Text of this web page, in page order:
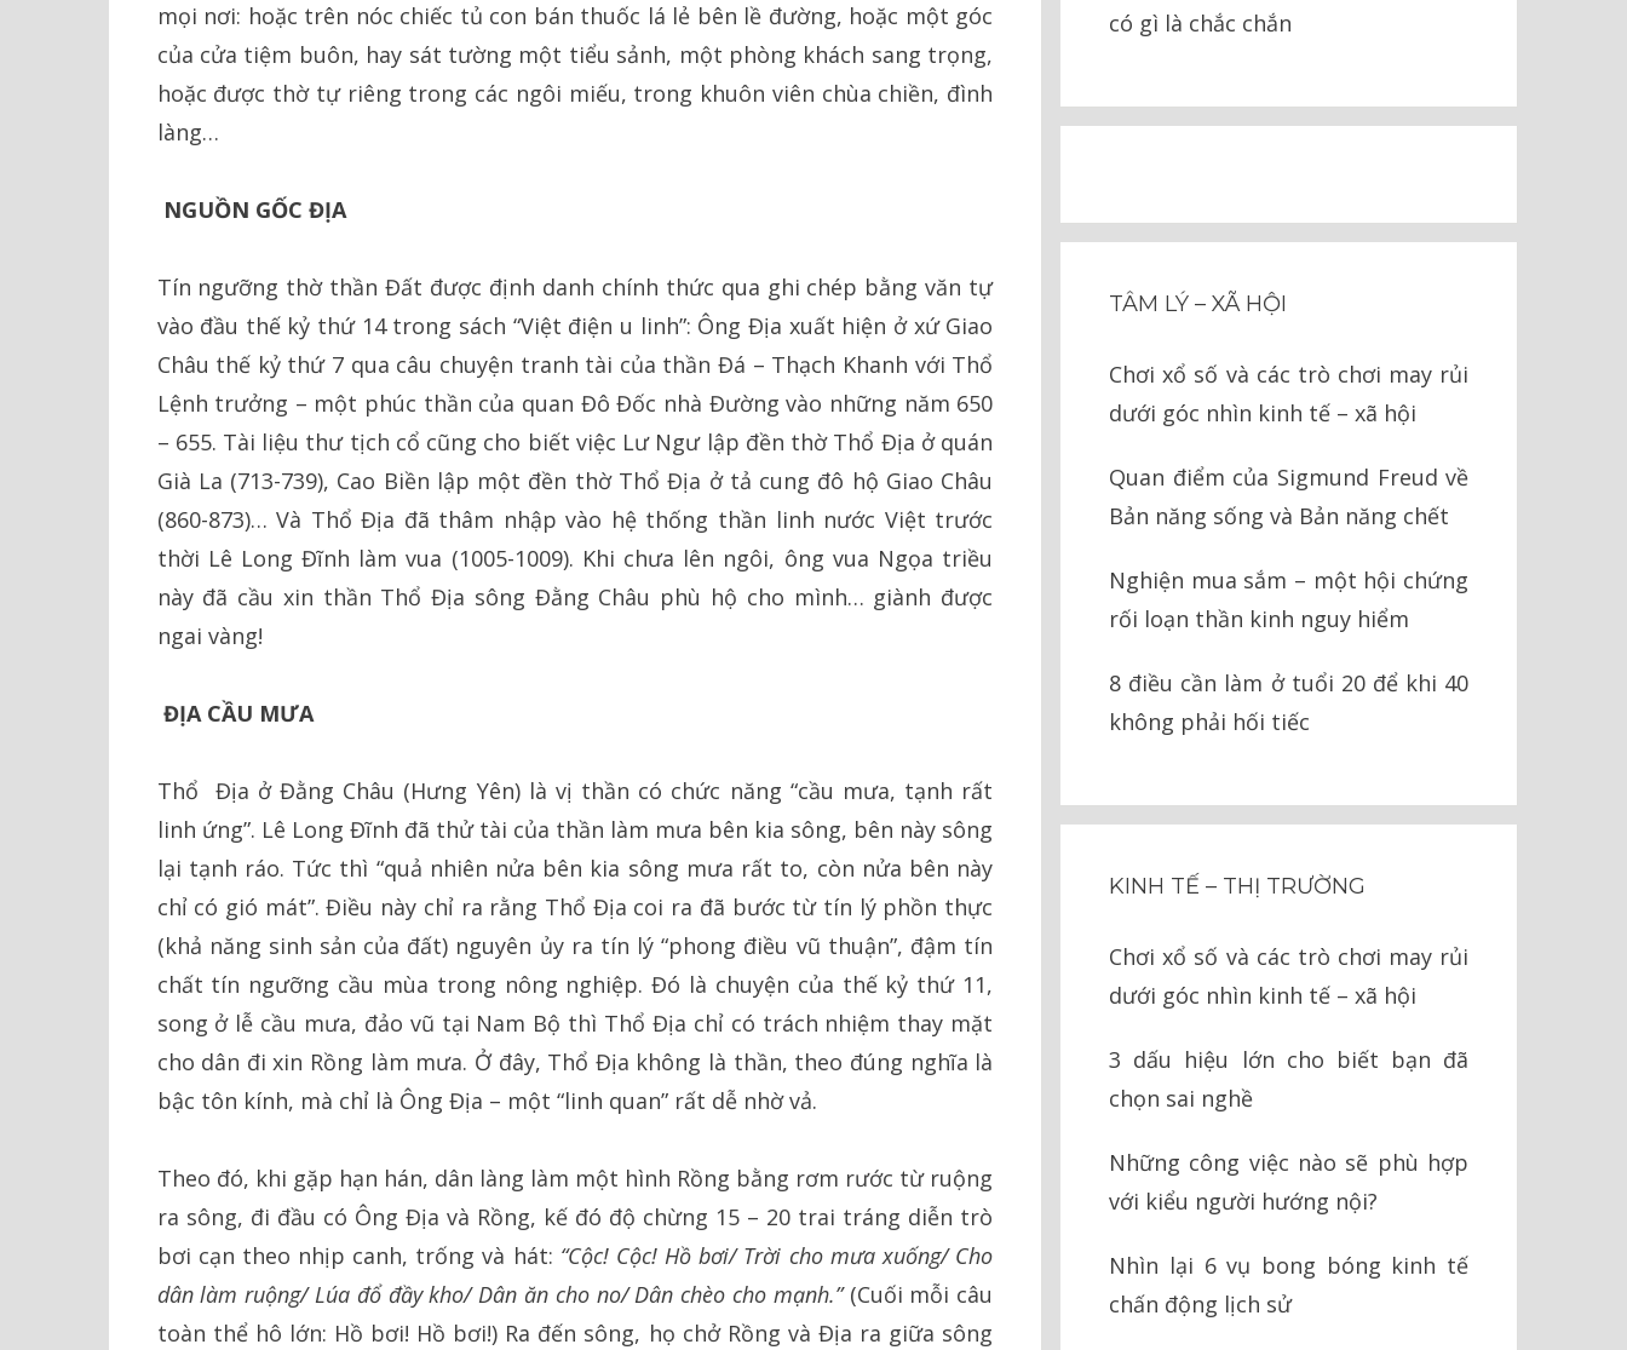
mọi nơi: hoặc trên nóc chiếc tủ con bán thuốc lá lẻ bên lề đường, hoặc một góc
của cửa tiệm buôn, hay sát tường một tiểu sảnh, một phòng khách sang trọng,
hoặc được thờ tự riêng trong các ngôi miếu, trong khuôn viên chùa chiền, đình
làng…
NGUỒN GỐC ĐỊA
Tín ngưỡng thờ thần Đất được định danh chính thức qua ghi chép bằng văn tự
vào đầu thế kỷ thứ 14 trong sách “Việt điện u linh”: Ông Địa xuất hiện ở xứ Giao
Châu thế kỷ thứ 7 qua câu chuyện tranh tài của thần Đá – Thạch Khanh với Thổ
Lệnh trưởng – một phúc thần của quan Đô Đốc nhà Đường vào những năm 650
– 655. Tài liệu thư tịch cổ cũng cho biết việc Lư Ngư lập đền thờ Thổ Địa ở quán
Già La (713-739), Cao Biền lập một đền thờ Thổ Địa ở tả cung đô hộ Giao Châu
(860-873)… Và Thổ Địa đã thâm nhập vào hệ thống thần linh nước Việt trước
thời Lê Long Đĩnh làm vua (1005-1009). Khi chưa lên ngôi, ông vua Ngọa triều
này đã cầu xin thần Thổ Địa sông Đằng Châu phù hộ cho mình… giành được
ngai vàng!
ĐỊA CẦU MƯA
Thổ Địa ở Đằng Châu (Hưng Yên) là vị thần có chức năng “cầu mưa, tạnh rất
linh ứng”. Lê Long Đĩnh đã thử tài của thần làm mưa bên kia sông, bên này sông
lại tạnh ráo. Tức thì “quả nhiên nửa bên kia sông mưa rất to, còn nửa bên này
chỉ có gió mát”. Điều này chỉ ra rằng Thổ Địa coi ra đã bước từ tín lý phồn thực
(khả năng sinh sản của đất) nguyên ủy ra tín lý “phong điều vũ thuận”, đậm tín
chất tín ngưỡng cầu mùa trong nông nghiệp. Đó là chuyện của thế kỷ thứ 11,
song ở lễ cầu mưa, đảo vũ tại Nam Bộ thì Thổ Địa chỉ có trách nhiệm thay mặt
cho dân đi xin Rồng làm mưa. Ở đây, Thổ Địa không là thần, theo đúng nghĩa là
bậc tôn kính, mà chỉ là Ông Địa – một “linh quan” rất dễ nhờ vả.
Theo đó, khi gặp hạn hán, dân làng làm một hình Rồng bằng rơm rước từ ruộng
ra sông, đi đầu có Ông Địa và Rồng, kế đó độ chừng 15 – 20 trai tráng diễn trò
bơi cạn theo nhịp canh, trống và hát: “Cộc! Cộc! Hồ bơi/ Trời cho mưa xuống/ Cho
dân làm ruộng/ Lúa đổ đầy kho/ Dân ăn cho no/ Dân chèo cho mạnh.”(Cuối mỗi câu
toàn thể hô lớn: Hồ bơi! Hồ bơi!) Ra đến sông, họ chở Rồng và Địa ra giữa sông
có gì là chắc chắn
TÂM LÝ – XÃ HỘI
Chơi xổ số và các trò chơi may rủi
dưới góc nhìn kinh tế – xã hội
Quan điểm của Sigmund Freud về
Bản năng sống và Bản năng chết
Nghiện mua sắm – một hội chứng
rối loạn thần kinh nguy hiểm
8 điều cần làm ở tuổi 20 để khi 40
không phải hối tiếc
KINH TẾ – THỊ TRƯỜNG
Chơi xổ số và các trò chơi may rủi
dưới góc nhìn kinh tế – xã hội
3 dấu hiệu lớn cho biết bạn đã
chọn sai nghề
Những công việc nào sẽ phù hợp
với kiểu người hướng nội?
Nhìn lại 6 vụ bong bóng kinh tế
chấn động lịch sử